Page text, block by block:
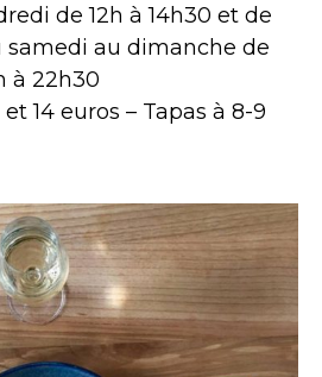
de 12h à 14h30 et de
samedi au dimanche de
à 22h30
14 euros – Tapas à 8-9